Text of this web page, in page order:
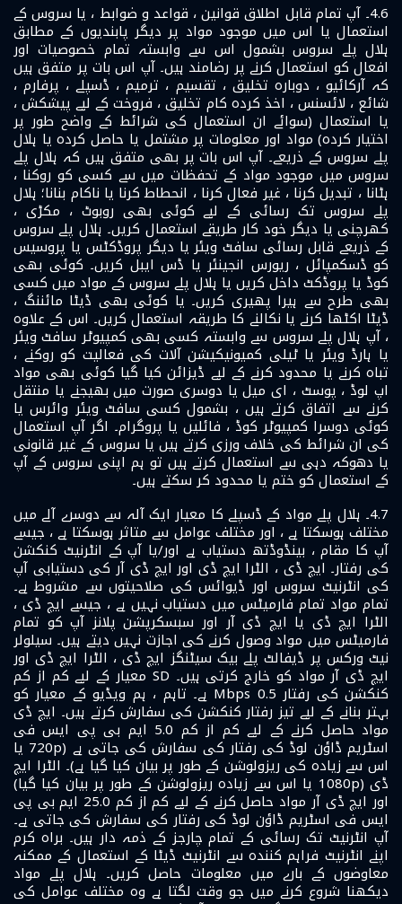
4.6۔ آپ تمام قابل اطلاق قوانین ، قواعد و ضوابط ، یا سروس کے
استعمال یا اس میں موجود مواد پر دیگر پابندیوں کے مطابق
ہلال پلے سروس بشمول اس سے وابستہ تمام خصوصیات اور
افعال کو استعمال کرنے پر رضامند ہیں۔ آپ اس بات پر متفق ہیں
کہ آرکائیو ، دوبارہ تخلیق ، تقسیم ، ترمیم ، ڈسپلے ، پرفارم ،
شائع ، لائسنس ، اخذ کردہ کام تخلیق ، فروخت کے لیے پیشکش ،
یا استعمال (سوائے ان استعمال کی شرائط کے واضح طور پر
اختیار کردہ) مواد اور معلومات پر مشتمل یا حاصل کردہ یا ہلال
پلے سروس کے ذریعے۔ آپ اس بات پر بھی متفق ہیں کہ ہلال پلے
سروس میں موجود مواد کے تحفظات میں سے کسی کو روکنا ،
ہٹانا ، تبدیل کرنا ، غیر فعال کرنا ، انحطاط کرنا یا ناکام بنانا؛ ہلال
پلے سروس تک رسائی کے لیے کوئی بھی روبوٹ ، مکڑی ،
کھرچنی یا دیگر خود کار طریقے استعمال کریں۔ ہلال پلے سروس
کے ذریعے قابل رسائی سافٹ ویئر یا دیگر پروڈکٹس یا پروسیس
کو ڈسکمپائل ، ریورس انجینئر یا ڈس ایبل کریں۔ کوئی بھی
کوڈ یا پروڈکٹ داخل کریں یا ہلال پلے سروس کے مواد میں کسی
بھی طرح سے ہیرا پھیری کریں۔ یا کوئی بھی ڈیٹا مائننگ ،
ڈیٹا اکٹھا کرنے یا نکالنے کا طریقہ استعمال کریں۔ اس کے علاوہ
، آپ ہلال پلے سروس سے وابستہ کسی بھی کمپیوٹر سافٹ ویئر
یا ہارڈ ویئر یا ٹیلی کمیونیکیشن آلات کی فعالیت کو روکنے ،
تباہ کرنے یا محدود کرنے کے لیے ڈیزائن کیا گیا کوئی بھی مواد
اپ لوڈ ، پوسٹ ، ای میل یا دوسری صورت میں بھیجنے یا منتقل
کرنے سے اتفاق کرتے ہیں ، بشمول کسی سافٹ ویئر وائرس یا
کوئی دوسرا کمپیوٹر کوڈ ، فائلیں یا پروگرام۔ اگر آپ استعمال
کی ان شرائط کی خلاف ورزی کرتے ہیں یا سروس کے غیر قانونی
یا دھوکہ دہی سے استعمال کرتے ہیں تو ہم اپنی سروس کے آپ
کے استعمال کو ختم یا محدود کر سکتے ہیں۔
4.7۔ ہلال پلے مواد کے ڈسپلے کا معیار ایک آلہ سے دوسرے آلے میں
مختلف ہوسکتا ہے ، اور مختلف عوامل سے متاثر ہوسکتا ہے ، جیسے
آپ کا مقام ، بینڈوڈتھ دستیاب ہے اور/یا آپ کے انٹرنیٹ کنکشن
کی رفتار۔ ایچ ڈی ، الٹرا ایچ ڈی اور ایچ ڈی آر کی دستیابی آپ
کی انٹرنیٹ سروس اور ڈیوائس کی صلاحیتوں سے مشروط ہے۔
تمام مواد تمام فارمیٹس میں دستیاب نہیں ہے ، جیسے ایچ ڈی ،
الٹرا ایچ ڈی یا ایچ ڈی آر اور سبسکرپشن پلانز آپ کو تمام
فارمیٹس میں مواد وصول کرنے کی اجازت نہیں دیتے ہیں۔ سیلولر
نیٹ ورکس پر ڈیفالٹ پلے بیک سیٹنگز ایچ ڈی ، الٹرا ایچ ڈی اور
ایچ ڈی آر مواد کو خارج کرتی ہیں۔ SD معیار کے لیے کم از کم
کنکشن کی رفتار 0.5 Mbps ہے۔ تاہم ، ہم ویڈیو کے معیار کو
بہتر بنانے کے لیے تیز رفتار کنکشن کی سفارش کرتے ہیں۔ ایچ ڈی
مواد حاصل کرنے کے لیے کم از کم 5.0 ایم بی پی ایس فی
اسٹریم ڈاؤن لوڈ کی رفتار کی سفارش کی جاتی ہے (720p یا
اس سے زیادہ کی ریزولوشن کے طور پر بیان کیا گیا ہے)۔ الٹرا ایچ
ڈی (1080p یا اس سے زیادہ ریزولوشن کے طور پر بیان کیا گیا)
اور ایچ ڈی آر مواد حاصل کرنے کے لیے کم از کم 25.0 ایم بی پی
ایس فی اسٹریم ڈاؤن لوڈ کی رفتار کی سفارش کی جاتی ہے۔
آپ انٹرنیٹ تک رسائی کے تمام چارجز کے ذمہ دار ہیں۔ براہ کرم
اپنے انٹرنیٹ فراہم کنندہ سے انٹرنیٹ ڈیٹا کے استعمال کے ممکنہ
معاوضوں کے بارے میں معلومات حاصل کریں۔ ہلال پلے مواد
دیکھنا شروع کرنے میں جو وقت لگتا ہے وہ مختلف عوامل کی